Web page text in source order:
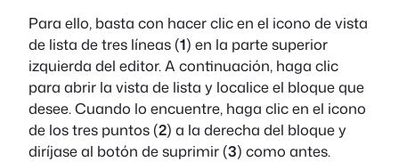
Para ello, basta con hacer clic en el icono de vista
de lista de tres líneas (1) en la parte superior
izquierda del editor. A continuación, haga clic
para abrir la vista de lista y localice el bloque que
desee. Cuando lo encuentre, haga clic en el icono
de los tres puntos (2) a la derecha del bloque y
diríjase al botón de suprimir (3) como antes.